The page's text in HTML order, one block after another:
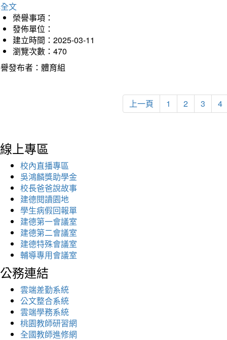
文
榮譽事項：
發佈單位：
建立時間：2025-03-11
瀏覽次數：470
發布者：體育組
上一頁 1 2 3 4
線上專區
校內直播專區
吳鴻麟獎助學金
校長爸爸說故事
建德閱讀園地
學生病假回報單
建德第一會議室
建德第二會議室
建德特殊會議室
輔導專用會議室
公務連結
雲端差勤系統
公文整合系統
雲端學務系統
桃園教師研習網
全國教師進修網